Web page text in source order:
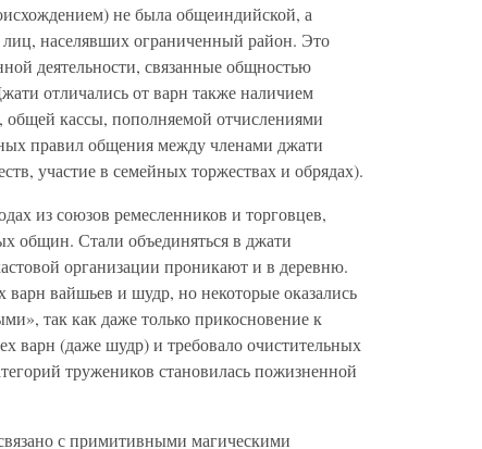
не была общеиндийской, а
населявших ограниченный район. Это
деятельности, связанные общностью
отличались от варн также наличием
кассы, пополняемой отчислениями
правил общения между членами джати
участие в семейных торжествах и обрядах).
из союзов ремесленников и торговцев,
общин. Стали объединяться в джати
организации проникают и в деревню.
вайшьев и шудр, но некоторые оказались
так как даже только прикосновение к
варн (даже шудр) и требовало очистительных
тружеников становилась пожизненной
с примитивными магическими